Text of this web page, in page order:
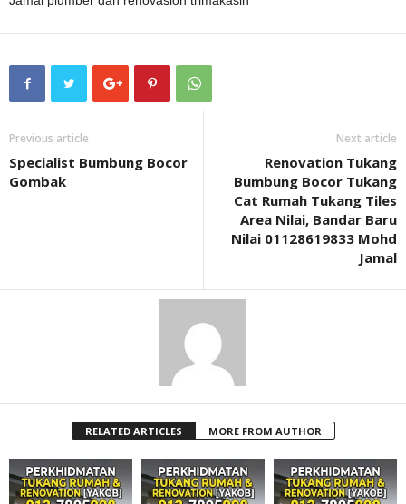
Previous article
Specialist Bumbung Bocor
Gombak
Next article
Renovation Tukang
Bumbung Bocor Tukang
Cat Rumah Tukang Tiles
Area Nilai, Bandar Baru
Nilai 01128619833 Mohd
Jamal
RELATED ARTICLES MORE FROM AUTHOR